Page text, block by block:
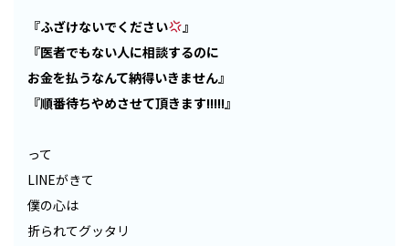
『ふざけないでください
』
『医者でもない人に相談するのに
お金を払うなんて納得いきません』
『順番待ちやめさせて頂きます!!!!!』
って
LINEがきて
僕の心は
折られてグッタリ